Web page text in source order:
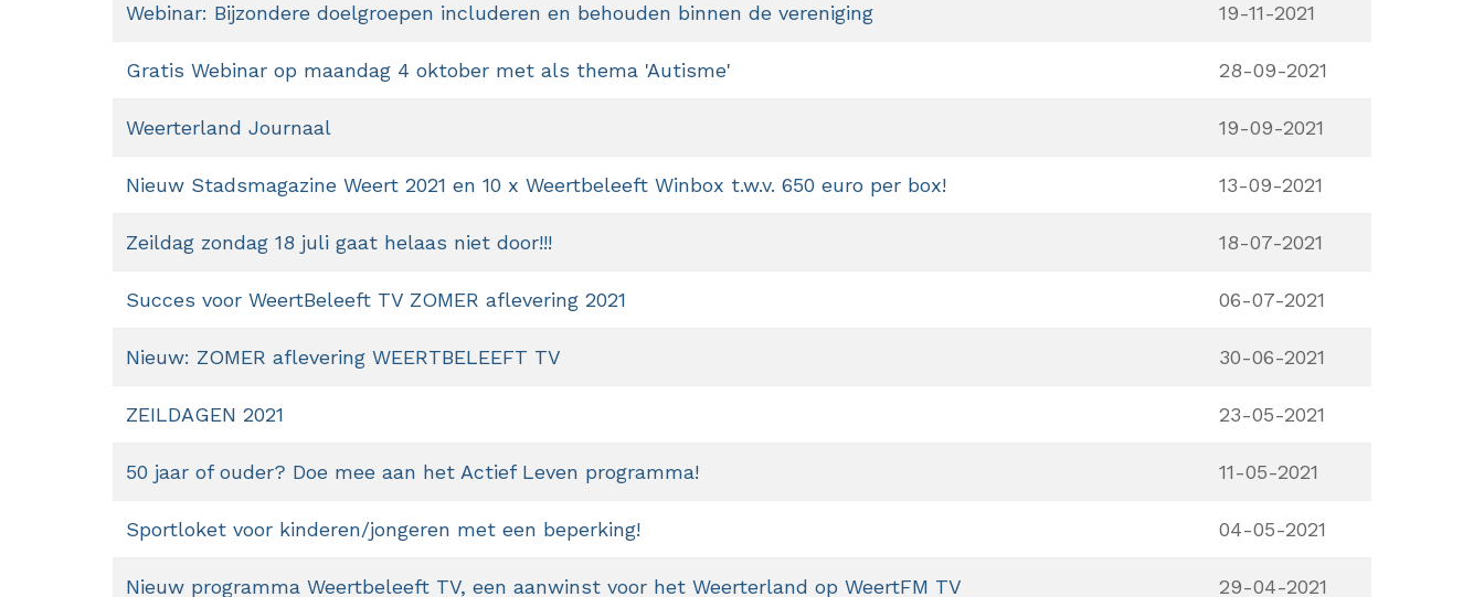
Webinar: Bijzondere doelgroepen includeren en behouden binnen de vereniging 19-11-2021
Gratis Webinar op maandag 4 oktober met als thema 'Autisme' 28-09-2021
Weerterland Journaal 19-09-2021
Nieuw Stadsmagazine Weert 2021 en 10 x Weertbeleeft Winbox t.w.v. 650 euro per box! 13-09-2021
Zeildag zondag 18 juli gaat helaas niet door!!! 18-07-2021
Succes voor WeertBeleeft TV ZOMER aflevering 2021 06-07-2021
Nieuw: ZOMER aflevering WEERTBELEEFT TV 30-06-2021
ZEILDAGEN 2021 23-05-2021
50 jaar of ouder? Doe mee aan het Actief Leven programma! 11-05-2021
Sportloket voor kinderen/jongeren met een beperking! 04-05-2021
Nieuw programma Weertbeleeft TV, een aanwinst voor het Weerterland op WeertFM TV 29-04-2021